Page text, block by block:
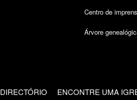
Centro de
Árvore
DIRECTÓRIO ENCONTRE UMA